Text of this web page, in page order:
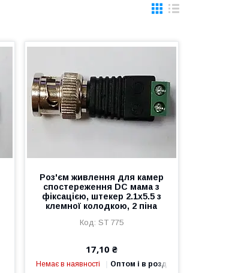
Роз'єм живлення для камер
спостереження DC мама з
фіксацією, штекер 2.1х5.5 з
клемної колодкою, 2 піна
ST 775
17,10 ₴
Немає в наявності Оптом і в роздріб